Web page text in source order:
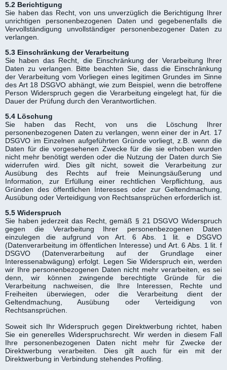
5.2 Berichtigung
Sie haben das Recht, von uns unverzüglich die Berichtigung Ihrer
unrichtigen personenbezogenen Daten und gegebenenfalls die
Vervollständigung unvollständiger personenbezogener Daten zu
verlangen.
5.3 Einschränkung der Verarbeitung
Sie haben das Recht, die Einschränkung der Verarbeitung Ihrer
Daten zu verlangen. Bitte beachten Sie, dass die Einschränkung
der Verarbeitung vom Vorliegen eines legitimen Grundes im Sinne
des Art 18 DSGVO abhängt, wie zum Beispiel, wenn die betroffene
Person Widerspruch gegen die Verarbeitung eingelegt hat, für die
Dauer der Prüfung durch den Verantwortlichen.
5.4 Löschung
Sie haben das Recht, von uns die Löschung Ihrer
personenbezogenen Daten zu verlangen, wenn einer der in Art. 17
DSGVO im Einzelnen aufgeführten Gründe vorliegt, z.B. wenn die
Daten für die vorgesehenen Zwecke für die sie erhoben wurden
nicht mehr benötigt werden oder die Nutzung der Daten durch Sie
widerrufen wird. Dies gilt nicht, soweit die Verarbeitung zur
Ausübung des Rechts auf freie Meinungsäußerung und
Information, zur Erfüllung einer rechtlichen Verpflichtung, aus
Gründen des öffentlichen Interesses oder zur Geltendmachung,
Ausübung oder Verteidigung von Rechtsansprüchen erforderlich ist.
5.5 Widerspruch
Sie haben jederzeit das Recht, gemäß § 21 DSGVO Widerspruch
gegen die Verarbeitung Ihrer personenbezogenen Daten
einzulegen die aufgrund von Art. 6 Abs. 1 lit. e DSGVO
(Datenverarbeitung im öffentlichen Interesse) und Art. 6 Abs. 1 lit. f
DSGVO (Datenverarbeitung auf der Grundlage einer
Interessenabwägung) erfolgt. Legen Sie Widerspruch ein, werden
wir Ihre personenbezogenen Daten nicht mehr verarbeiten, es sei
denn, wir können zwingende berechtigte Gründe für die
Verarbeitung nachweisen, die Ihre Interessen, Rechte und
Freiheiten überwiegen, oder die Verarbeitung dient der
Geltendmachung, Ausübung oder Verteidigung von
Rechtsansprüchen.
Soweit sich Ihr Widerspruch gegen Direktwerbung richtet, haben
Sie ein generelles Widerspruchsrecht. Wir werden in diesem Fall
Ihre personenbezogenen Daten nicht mehr für Zwecke der
Direktwerbung verarbeiten. Dies gilt auch für ein mit der
Direktwerbung in Verbindung stehendes Profiling.